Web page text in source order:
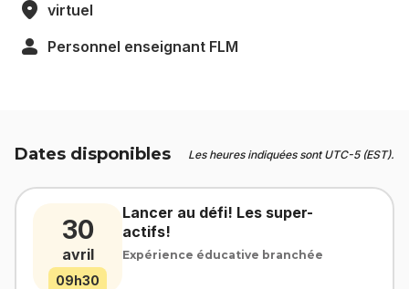
virtuel
Personnel enseignant FLM
Dates disponibles Les heures indiquées sont UTC-5 (EST).
30
avril
09h30
Lancer au défi! Les super-
actifs!
Expérience éducative branchée